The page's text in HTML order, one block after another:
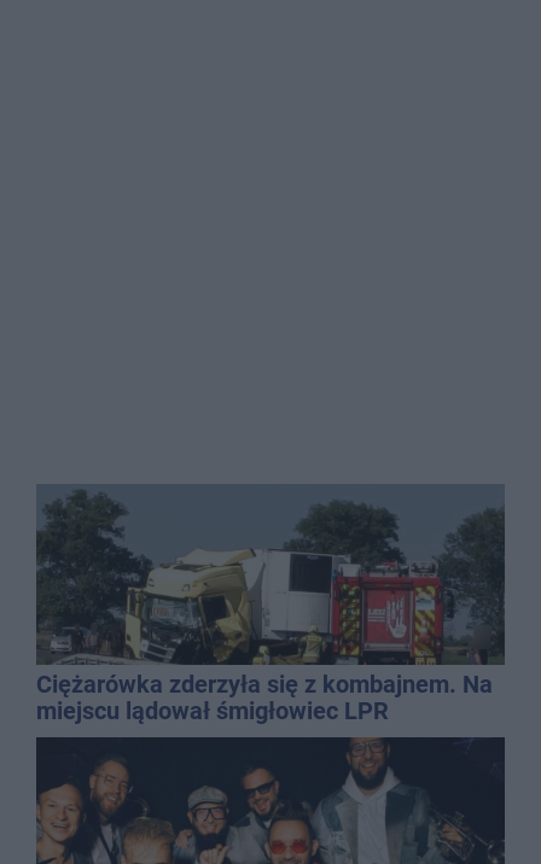
Ciężarówka zderzyła się z kombajnem. Na
miejscu lądował śmigłowiec LPR